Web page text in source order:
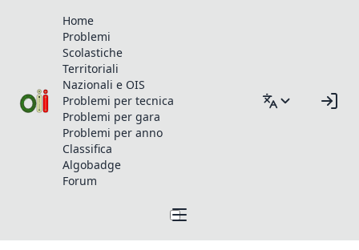
Home
Problemi
Scolastiche
Territoriali
Nazionali e OIS
Problemi per tecnica
Problemi per gara
Problemi per anno
Classifica
Algobadge
Forum